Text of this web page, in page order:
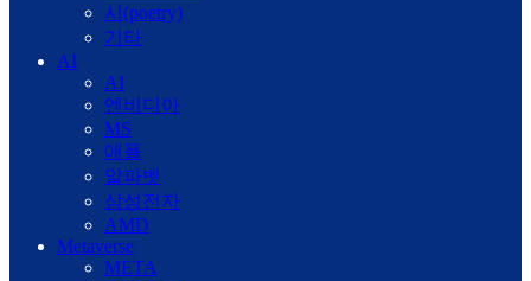
시(poetry)
기타
AI
AI
엔비디아
MS
애플
알파벳
삼성전자
AMD
Metaverse
META